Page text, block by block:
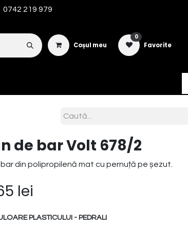
0742 219 979
Coșul meu
0
Favorite
de bar Volt 678/2
din polipropilenă mat cu pernuță pe șezut.
lei
PLASTICULUI - PEDRALI